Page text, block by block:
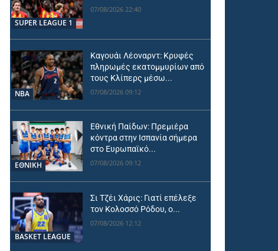
SUPER LEAGUE 1
07/08/2026 22:40
NBA
Καγουάι Λέοναρντ: Κρυφές
πληρωμές εκατομμυρίων από
τους Κλίπερς μέσω...
07/08/2026 09:12
ΕΘΝΙΚΉ
Εθνική Παίδων: Πρεμιέρα
κόντρα στην Ισπανία σήμερα
στο Ευρωπαϊκό...
07/08/2026 09:12
BASKET LEAGUE
Σι Τζέι Χάρις: Γιατί επέλεξε
τον Κολοσσό Ρόδου, ο...
07/08/2026 12:12